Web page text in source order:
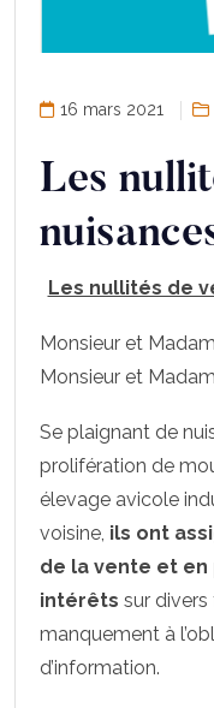
16 mars 2021
Les
Les nullités de
Monsieur et
Monsieur et
Se plaignant de
prolifération de
élevage avicole
voisine, ils ont
de la vente et
intérêts sur
manquement à
d’information.